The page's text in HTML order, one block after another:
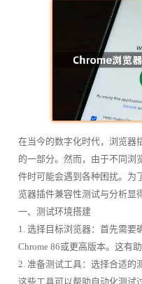
在当今的数字化时代，浏览器
的一部分。然而，由于不同浏
件时可能会遇到各种困扰。为
览器插件兼容性测试与分析显
一、测试环境搭建
1. 选择目标浏览器：首先需要
Chrome 86或更高版本。这有
2. 准备测试工具：选择合适的
这些工具可以帮助自动化测试